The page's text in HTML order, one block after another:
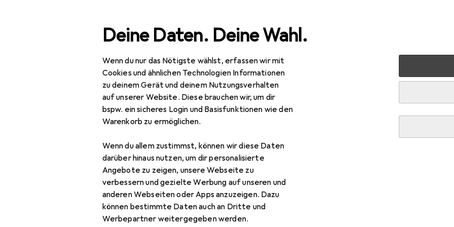
Deine Daten. Deine Wahl.
Wenn du nur das Nötigste wählst, erfassen wir mit
Cookies und ähnlichen Technologien Informationen
zu deinem Gerät und deinem Nutzungsverhalten
auf unserer Website. Diese brauchen wir, um dir
bspw. ein sicheres Login und Basisfunktionen wie den
Warenkorb zu ermöglichen.
Wenn du allem zustimmst, können wir diese Daten
darüber hinaus nutzen, um dir personalisierte
Angebote zu zeigen, unsere Webseite zu
verbessern und gezielte Werbung auf unseren und
anderen Webseiten oder Apps anzuzeigen. Dazu
können bestimmte Daten auch an Dritte und
Werbepartner weitergegeben werden.
Navigation nach Kategorien Gesamtsortiment IT + Multimedia Peripherie